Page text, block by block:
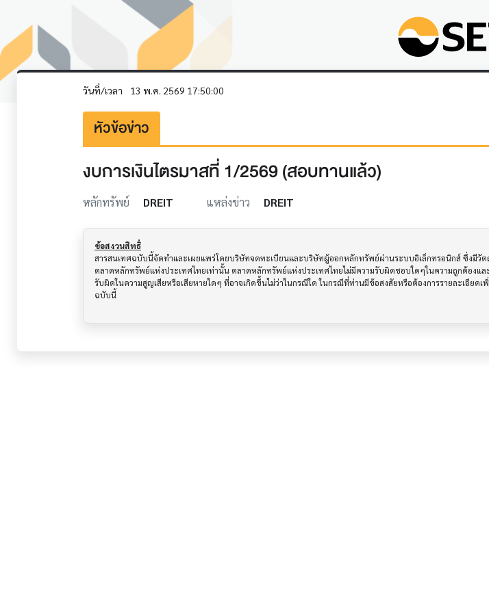
วันที่/เวลา 13 พ.ค. 2569 17:50:00
หัวข้อข่าว
งบการเงินไตรมาสที่ 1/2569 (สอบทานแล้ว)
หลักทรัพย์ DREIT แหล่งข่าว DREIT
ข้อสงวนสิทธิ์
สารสนเทศฉบับนี้จัดทำและเผยแพร่โดยบริษัทจดทะเบียนและบริษัทผู้ออกหลักทรัพย์ผ่านระบบอิเล็กทรอนิกส์ ซึ่งมี
ตลาดหลักทรัพย์แห่งประเทศไทยเท่านั้น ตลาดหลักทรัพย์แห่งประเทศไทยไม่มีความรับผิดชอบใดๆในความถูกต้องแ
รับผิดในความสูญเสียหรือเสียหายใดๆ ที่อาจเกิดขึ้นไม่ว่าในกรณีใด ในกรณีที่ท่านมีข้อสงสัยหรือต้องการรายละเอี
ฉบับนี้